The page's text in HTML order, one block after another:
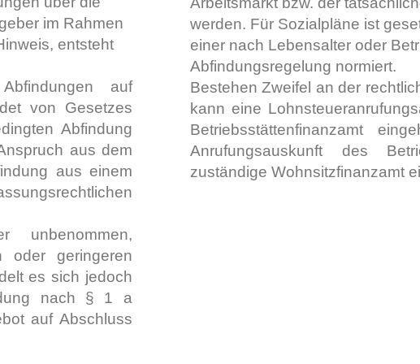
im Rahmen
entsteht
auf
von Gesetzes
Abfindung
aus dem
aus einem
unbenommen,
oder geringeren
es sich jedoch
nach § 1 a
auf Abschluss
werden. Für Sozialpläne ist
einer nach Lebensalter oder
Abfindungsregelung normiert.
Bestehen Zweifel an der
kann eine
Betriebsstättenfinanzamt
Anrufungsauskunft des
zuständige Wohnsitzfinanzamt